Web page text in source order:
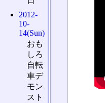
2012-
10-
14(Sun)
おも
しろ
自転
車デ
モン
スト